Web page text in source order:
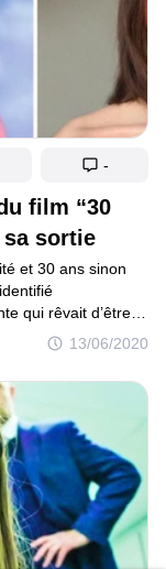
film “30
sa sortie
13/06/2020
et 30 ans sinon
qui rêvait d’être
: lors de son
peau d’une
ce qu’elle avait
alors tu seras
acteurs.
-